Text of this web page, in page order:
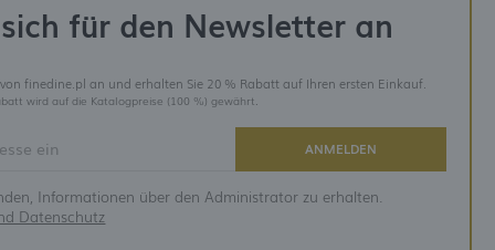
für den Newsletter an
finedine.pl an und erhalten Sie 20 % Rabatt auf Ihren ersten Einkauf.
wird auf die Katalogpreise (100 %) gewährt.
ANMELDEN
Informationen über den Administrator zu erhalten.
Datenschutz